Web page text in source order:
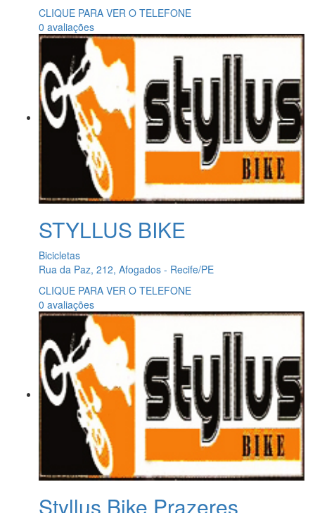
CLIQUE PARA VER O TELEFONE
0 avaliações
STYLLUS BIKE
Bicicletas
Rua da Paz, 212, Afogados - Recife/PE
CLIQUE PARA VER O TELEFONE
0 avaliações
Styllus Bike Prazeres